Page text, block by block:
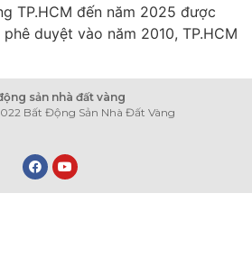
TP.HCM đến năm 2025 được
duyệt vào năm 2010, TP.HCM
sản nhà đất vàng
Bất Động Sản Nhà Đất Vàng